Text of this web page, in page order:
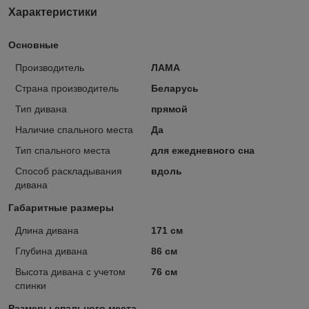
Характеристики
Основные
Производитель
ЛАМА
Страна производитель
Беларусь
Тип дивана
прямой
Наличие спального места
Да
Тип спального места
для ежедневного сна
Способ раскладывания
дивана
вдоль
Габаритные размеры
Длина дивана
171 см
Глубина дивана
86 см
Высота дивана с учетом
спинки
76 см